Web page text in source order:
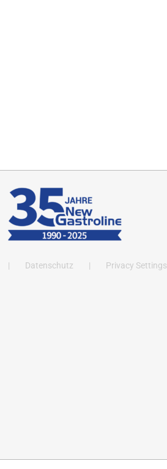
Datenschutz Privacy Settings